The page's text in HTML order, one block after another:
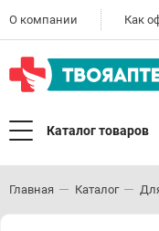
О компании Как
Каталог товаров
Главная Каталог